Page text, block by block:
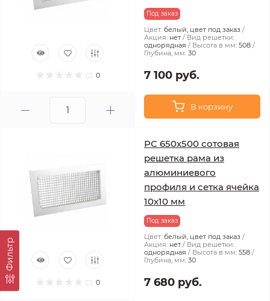
Фильтр
0
Под заказ
Цвет: белый, цвет под заказ
Акция: нет
Вид решетки:
однорядная
Высота в мм: 508
Глубина, мм: 30
7 100 руб.
В корзину
0
РС 650х500 сотовая
решетка рама из
алюминиевого
профиля и сетка ячейка
10x10 мм
Под заказ
Цвет: белый, цвет под заказ
Акция: нет
Вид решетки:
однорядная
Высота в мм: 558
Глубина, мм: 30
7 680 руб.